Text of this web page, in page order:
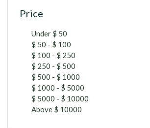
Price
Under $ 50
$ 50 - $ 100
$ 100 - $ 250
$ 250 - $ 500
$ 500 - $ 1000
$ 1000 - $ 5000
$ 5000 - $ 10000
Above $ 10000